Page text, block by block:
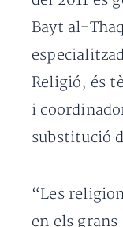
Bayt al-
Religió, és
i
substitució
“Les
en els